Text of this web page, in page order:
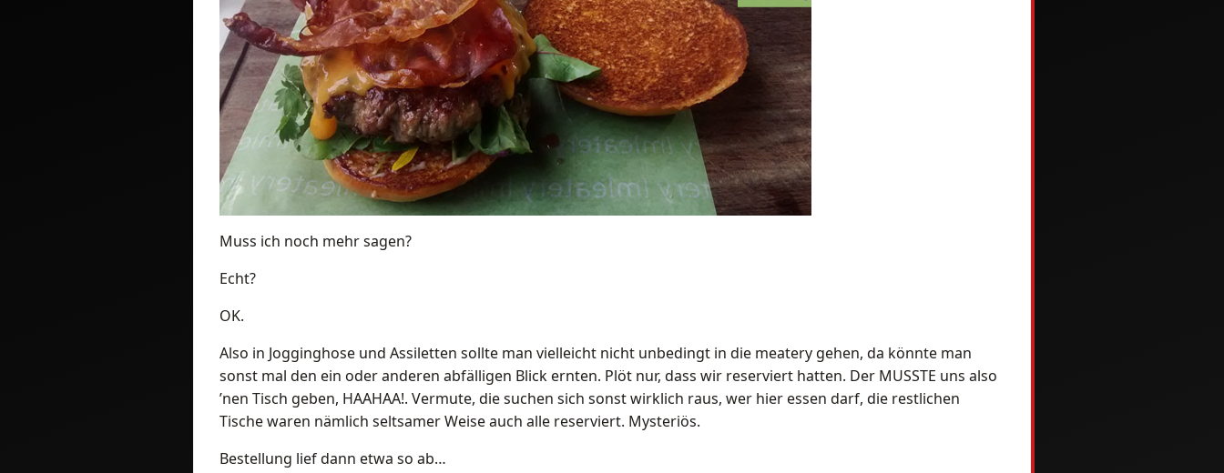
Muss ich noch mehr sagen?
Echt?
OK.
Also in Jogginghose und Assiletten sollte man vielleicht nicht unbedingt in die meatery gehen, da könnte man
sonst mal den ein oder anderen abfälligen Blick ernten. Plöt nur, dass wir reserviert hatten. Der MUSSTE uns also
’nen Tisch geben, HAAHAA!. Vermute, die suchen sich sonst wirklich raus, wer hier essen darf, die restlichen
Tische waren nämlich seltsamer Weise auch alle reserviert. Mysteriös.
Bestellung lief dann etwa so ab…